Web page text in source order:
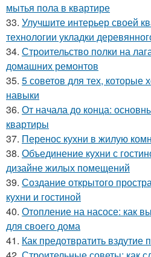
мытья пола в квартире
33. Улучшите интерьер своей
технологии укладки
34. Строительство полки на
домашних ремонтов
35. 5 советов для тех, которые
навыки
36. От начала до конца:
квартиры
37. Перенос кухни в жилую
38. Объединение кухни с
дизайне жилых помещений
39. Создание открытого
кухни и гостиной
40. Отопление на насосе: как
для своего дома
41. Как предотвратить вздутие